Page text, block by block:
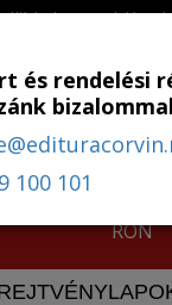
ha a rendelés
RON
és rendelési
100 101